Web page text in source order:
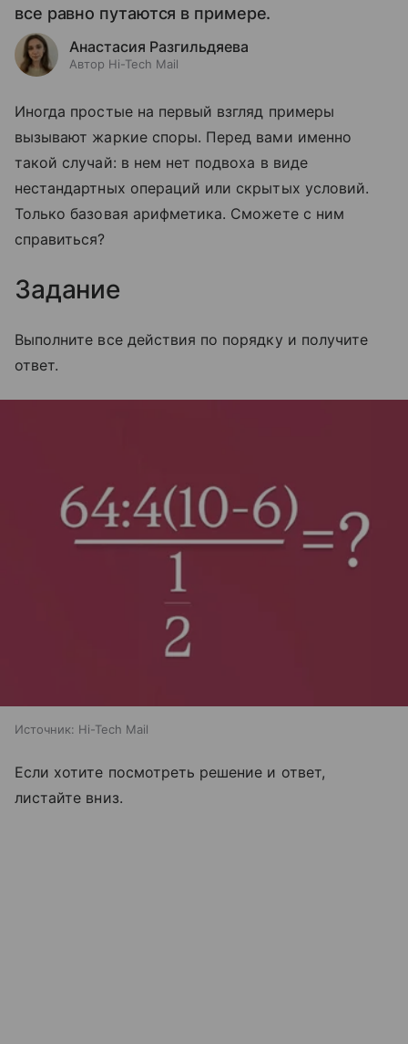
все равно путаются в примере.
Анастасия Разгильдяева
Автор Hi-Tech Mail
Иногда простые на первый взгляд примеры
вызывают жаркие споры. Перед вами именно
такой случай: в нем нет подвоха в виде
нестандартных операций или скрытых условий.
Только базовая арифметика. Сможете с ним
справиться?
Задание
Выполните все действия по порядку и получите
ответ.
Источник: Hi-Tech Mail
Если хотите посмотреть решение и ответ,
листайте вниз.